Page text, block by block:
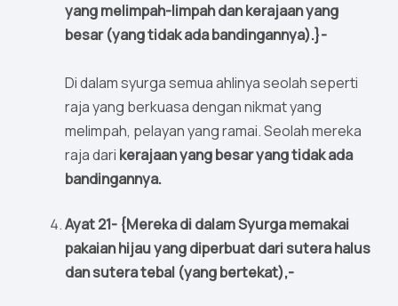
yang melimpah-limpah dan kerajaan yang
besar (yang tidak ada bandingannya).}-
Di dalam syurga semua ahlinya seolah seperti
raja yang berkuasa dengan nikmat yang
melimpah, pelayan yang ramai. Seolah mereka
raja dari kerajaan yang besar yang tidak ada
bandingannya.
Ayat 21- {Mereka di dalam Syurga memakai
pakaian hijau yang diperbuat dari sutera halus
dan sutera tebal (yang bertekat),-